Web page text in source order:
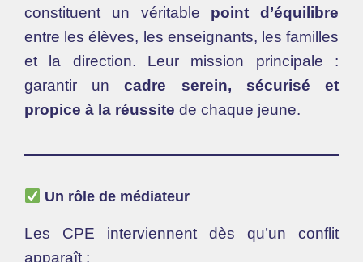
constituent un véritable point d’équilibre
entre les élèves, les enseignants, les familles
et la direction. Leur mission principale :
garantir uncadre serein, sécurisé et
propice à la réussite de chaque jeune.
Un rôle de médiateur
Les CPE interviennent dès qu’un conflit
apparaît :